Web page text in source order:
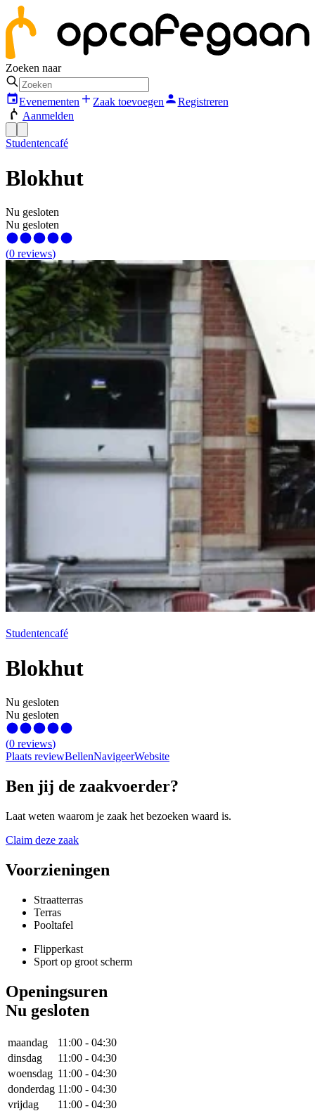
Zoeken naar
Evenementen Zaak toevoegen
Registreren
Aanmelden
Studentencafé
Blokhut
Nu gesloten
Nu gesloten
(0 reviews)
Studentencafé
Blokhut
Nu gesloten
Nu gesloten
(0 reviews)
Plaats reviewBellenNavigeerWebsite
Ben jij de zaakvoerder?
Laat weten waarom je zaak het bezoeken waard is.
Claim deze zaak
Voorzieningen
Straatterras
Terras
Pooltafel
Flipperkast
Sport op groot scherm
Openingsuren
Nu gesloten
maandag 11:00 - 04:30
dinsdag
11:00 - 04:30
woensdag 11:00 - 04:30
donderdag 11:00 - 04:30
vrijdag
11:00 - 04:30